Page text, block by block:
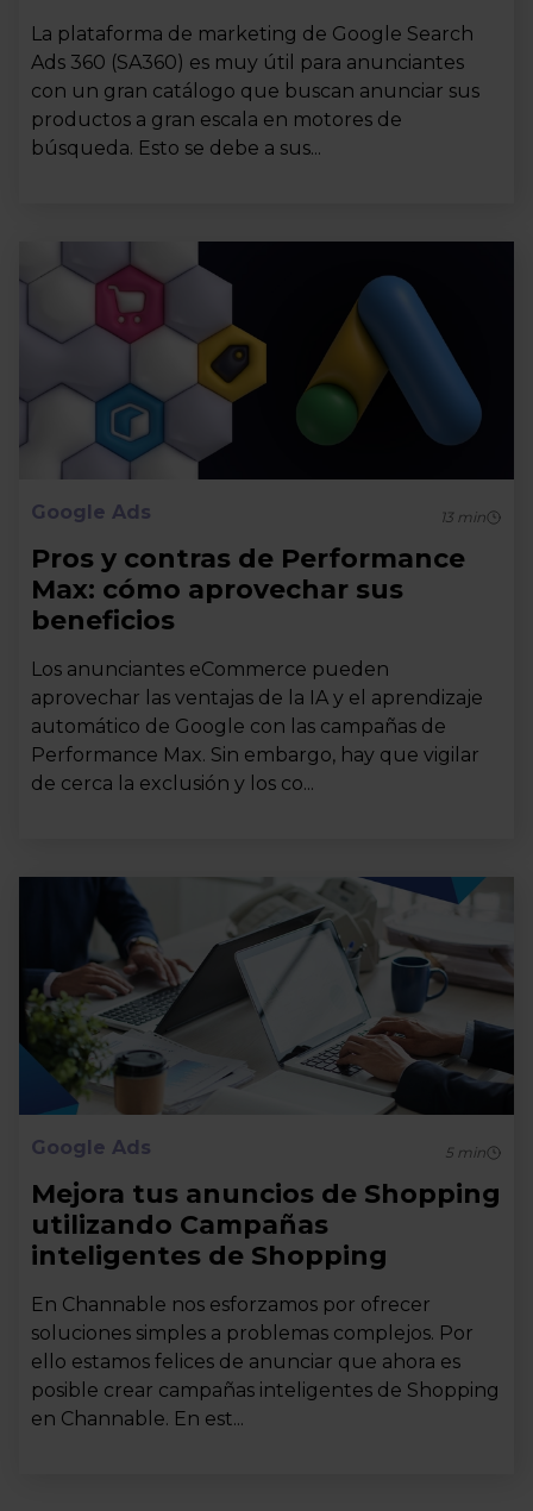
La plataforma de marketing de Google Search
Ads 360 (SA360) es muy útil para anunciantes
con un gran catálogo que buscan anunciar sus
productos a gran escala en motores de
búsqueda. Esto se debe a sus...
Google Ads 13min
Pros y contras de Performance
Max: cómo aprovechar sus
beneficios
Los anunciantes eCommerce pueden
aprovechar las ventajas de la IA y el aprendizaje
automático de Google con las campañas de
Performance Max. Sin embargo, hay que vigilar
de cerca la exclusión y los co...
Google Ads 5min
Mejora tus anuncios de Shopping
utilizando Campañas
inteligentes de Shopping
En Channable nos esforzamos por ofrecer
soluciones simples a problemas complejos. Por
ello estamos felices de anunciar que ahora es
posible crear campañas inteligentes de Shopping
en Channable. En est...